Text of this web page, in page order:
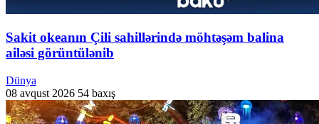
Sakit okeanın Çili sahillərində möhtəşəm balina
ailəsi görüntülənib
Dünya
08 avqust 2026 54 baxış